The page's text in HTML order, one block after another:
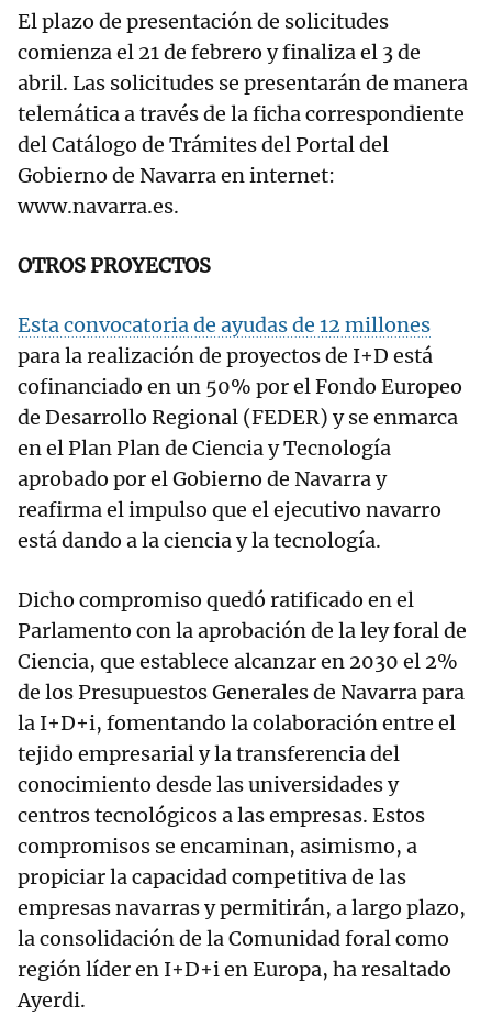
El plazo de presentación de solicitudes
comienza el 21 de febrero y finaliza el 3 de
abril. Las solicitudes se presentarán de manera
telemática a través de la ficha correspondiente
del Catálogo de Trámites del Portal del
Gobierno de Navarra en internet:
www.navarra.es.
OTROS PROYECTOS
Esta convocatoria de ayudas de 12 millones
para la realización de proyectos de I+D está
cofinanciado en un 50% por el Fondo Europeo
de Desarrollo Regional (FEDER) y se enmarca
en el Plan Plan de Ciencia y Tecnología
aprobado por el Gobierno de Navarra y
reafirma el impulso que el ejecutivo navarro
está dando a la ciencia y la tecnología.
Dicho compromiso quedó ratificado en el
Parlamento con la aprobación de la ley foral de
Ciencia, que establece alcanzar en 2030 el 2%
de los Presupuestos Generales de Navarra para
la I+D+i, fomentando la colaboración entre el
tejido empresarial y la transferencia del
conocimiento desde las universidades y
centros tecnológicos a las empresas. Estos
compromisos se encaminan, asimismo, a
propiciar la capacidad competitiva de las
empresas navarras y permitirán, a largo plazo,
la consolidación de la Comunidad foral como
región líder en I+D+i en Europa, ha resaltado
Ayerdi.